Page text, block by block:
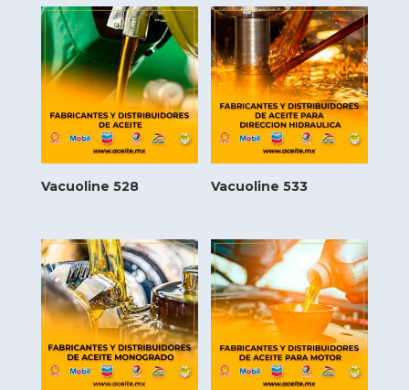
Vacuoline 528 Vacuoline 533